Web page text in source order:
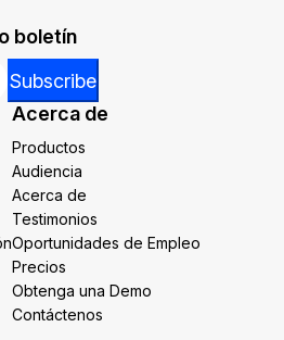
boletín
Subscribe
Acerca de
Productos
Audiencia
Acerca de
Testimonios
Oportunidades de Empleo
Precios
Obtenga una Demo
Contáctenos